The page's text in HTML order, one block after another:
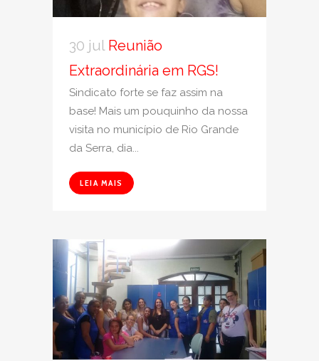
30 jul Reunião
Extraordinária em RGS!
Sindicato forte se faz assim na
base! Mais um pouquinho da nossa
visita no município de Rio Grande
da Serra, dia...
LEIA MAIS